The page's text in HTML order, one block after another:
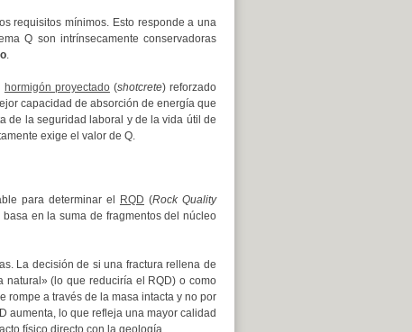
requisitos mínimos. Esto responde a una
Q son intrínsecamente conservadoras
.
hormigón proyectado(shotcrete) reforzado
capacidad de absorción de energía que
de la seguridad laboral y de la vida útil de
exige el valor de Q.
para determinar el RQD (Rock Quality
en la suma de fragmentos del núcleo
La decisión de si una fractura rellena de
natural» (lo que reduciría el RQD) o como
rompe a través de la masa intacta y no por
aumenta, lo que refleja una mayor calidad